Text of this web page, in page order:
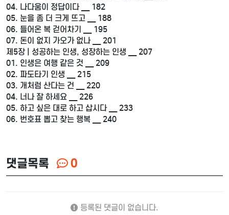
04. 나다움이 정답이다 __ 182
05. 눈을 좀 더 크게 뜨고 __ 188
06. 들어온 복 걷어차기 __ 195
07. 돈이 없지 가오가 없나 __ 201
제5장 | 성공하는 인생, 성장하는 인생 __ 207
01. 인생은 여행 같은 것 __ 209
02. 파도타기 인생 __ 215
03. 개처럼 산다는 건 __ 220
04. 너나 잘 하세요 __ 226
05. 하고 싶은 대로 하고 삽시다 __ 233
06. 번호표 뽑고 찾는 행복 __ 240
댓글목록 0
등록된 댓글이 없습니다.